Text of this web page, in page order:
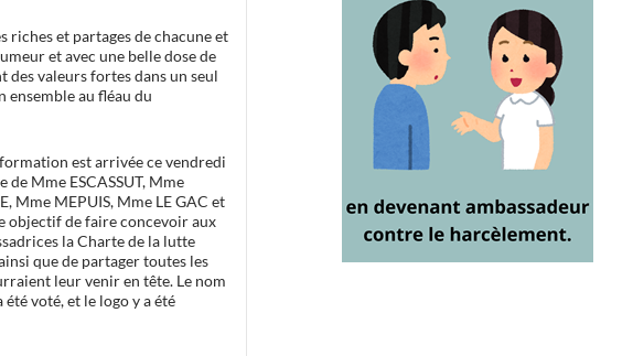
riches et partages de chacune et
et avec une belle dose de
des valeurs fortes dans un seul
au fléau du
est arrivée ce vendredi
Mme ESCASSUT, Mme
Mme MEPUIS, Mme LE GAC et
objectif de faire concevoir aux
la Charte de la lutte
que de partager toutes les
leur venir en tête. Le nom
été voté, et le logo y a été